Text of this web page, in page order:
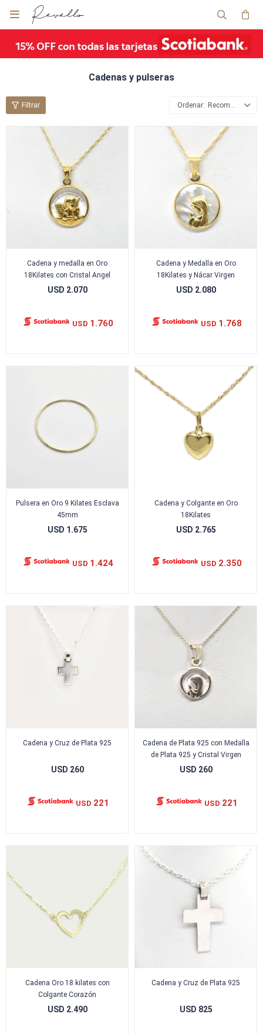

Cadenas y pulseras
Recomendados
Cadena y medalla en Oro
18Kilates con Cristal Angel
USD 2.070
USD 1.760
Cadena y Medalla en Oro
18Kilates y Nácar Virgen
USD 2.080
USD 1.768
Pulsera en Oro 9 Kilates Esclava
45mm
USD 1.675
USD 1.424
Cadena y Colgante en Oro
18Kilates
USD 2.765
USD 2.350
Cadena y Cruz de Plata 925
USD 260
USD 221
Cadena de Plata 925 con Medalla
de Plata 925 y Cristal Virgen
USD 260
USD 221
Cadena Oro 18 kilates con
Colgante Corazón
USD 2.490
Cadena y Cruz de Plata 925
USD 825